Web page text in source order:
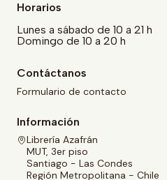
Horarios
Lunes a sábado de 10 a 21 h
Domingo de 10 a 20 h
Contáctanos
Formulario de contacto
Información
Librería Azafrán
MUT, 3er piso
Santiago - Las Condes
Región Metropolitana - Chile